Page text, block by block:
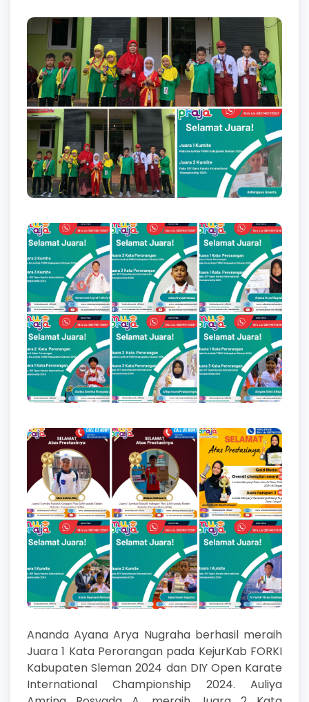
Ananda Ayana Arya Nugraha berhasil meraih
Juara 1 Kata Perorangan pada KejurKab FORKI
Kabupaten Sleman 2024 dan DIY Open Karate
International Championship 2024. Auliya